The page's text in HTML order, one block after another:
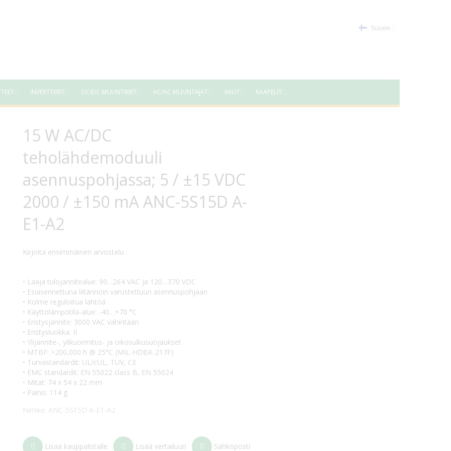
Suomi
INVERTTERIT DC/DC MUUNTIMET AC/AC MUUNTAJAT AKUT KAAPELIT
15 W AC/DC
teholähdemoduuli
asennuspohjassa; 5 / ±15 VDC
2000 / ±150 mA ANC-5S15D A-
E1-A2
Kirjoita ensimmäinen arvostelu
• Laaja tulojännitealue: 90…264 VAC ja 120…370 VDC
• Esiasennettuna liitännöin varustettuun asennuspohjaan
• Kolme reguloitua lähtöä
• Käyttölämpötila-alue: -40…+70 °C
• Eristysjännite: 3000 VAC vähintään
• Eristysluokka: II
• Ylijännite-, ylikuormitus- ja oikosulkusuojaukset
• MTBF: >200,000 h @ 25°C (MIL-HDBK-217F)
• Turvastandardit: UL/cUL, TUV, CE
• EMC standardit: EN 55022 class B, EN 55024
• Mitat: 74 x 54 x 22 mm
• Paino: 114 g
Nimike ANC-5S15D A-E1-A2
Lisää kauppalistalle Lisää vertailuun Sähköposti